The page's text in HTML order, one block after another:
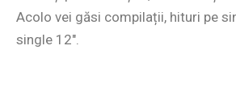
Acolo vei găsi compilații, hituri pe
single 12″.